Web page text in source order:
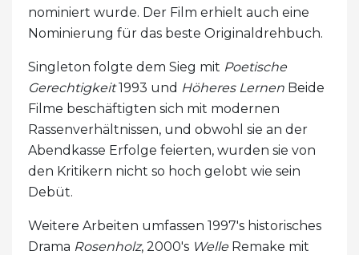
nominiert wurde. Der Film erhielt auch eine
Nominierung für das beste Originaldrehbuch.
Singleton folgte dem Sieg mit Poetische
Gerechtigkeit1993 und Höheres Lernen Beide
Filme beschäftigten sich mit modernen
Rassenverhältnissen, und obwohl sie an der
Abendkasse Erfolge feierten, wurden sie von
den Kritikern nicht so hoch gelobt wie sein
Debüt.
Weitere Arbeiten umfassen 1997's historisches
Drama Rosenholz, 2000's WelleRemake mit